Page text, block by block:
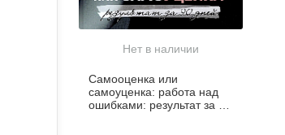
Нет в наличии
Самооценка или
самоуценка: работа над
ошибками: результат за 90